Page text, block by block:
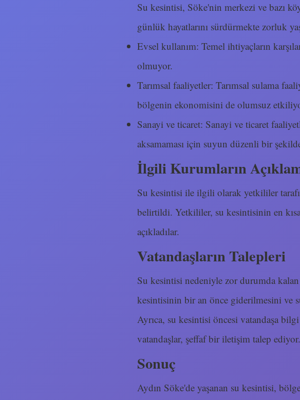
Su kesintisi, Söke'nin merkezi ve bazı
günlük hayatlarını sürdürmekte zorluk
Evsel kullanım: Temel ihtiyaçların
olmuyor.
Tarımsal faaliyetler: Tarımsal sulama
bölgenin ekonomisini de olumsuz
Sanayi ve ticaret: Sanayi ve ticaret
aksamaması için suyun düzenli bir
İlgili Kurumların
Su kesintisi ile ilgili olarak yetkililer
belirtildi. Yetkililer, su kesintisinin en
açıkladılar.
Vatandaşların Talepleri
Su kesintisi nedeniyle zor durumda
kesintisinin bir an önce giderilmesini ve
Ayrıca, su kesintisi öncesi vatandaşa
vatandaşlar, şeffaf bir iletişim talep ediyor.
Sonuç
Aydın Söke'de yaşanan su kesintisi,